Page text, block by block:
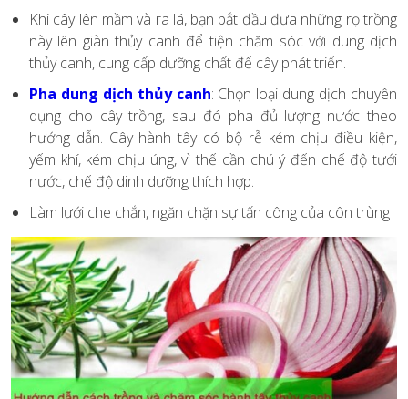
Khi cây lên mầm và ra lá, bạn bắt đầu đưa những rọ trồng
này lên giàn thủy canh để tiện chăm sóc với dung dịch
thủy canh, cung cấp dưỡng chất để cây phát triển.
Pha dung dịch thủy canh: Chọn loại dung dịch chuyên
dụng cho cây trồng, sau đó pha đủ lượng nước theo
hướng dẫn. Cây hành tây có bộ rễ kém chịu điều kiện,
yếm khí, kém chịu úng, vì thế cần chú ý đến chế độ tưới
nước, chế độ dinh dưỡng thích hợp.
Làm lưới che chắn, ngăn chặn sự tấn công của côn trùng